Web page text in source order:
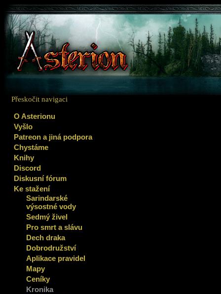
Přeskočit navigaci
O Asterionu
Vyšlo
Patreon a jiná podpora
Chystáme
Knihy
Discord
Diskusní fórum
Ke stažení
Sarindarské
výsostné vody
Sedmý živel
Pro smrt a slávu
Dech draka
Dobrodružství
Aplikace pravidel
Mapy
Ceníky
Kronika